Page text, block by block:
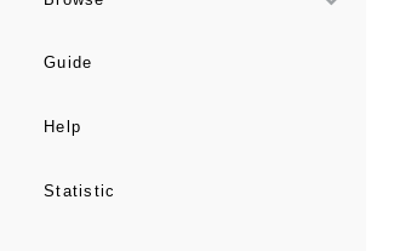
Guide
Help
Statistic